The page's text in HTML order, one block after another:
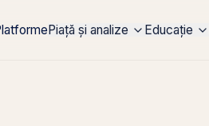
Piață și analize Educație